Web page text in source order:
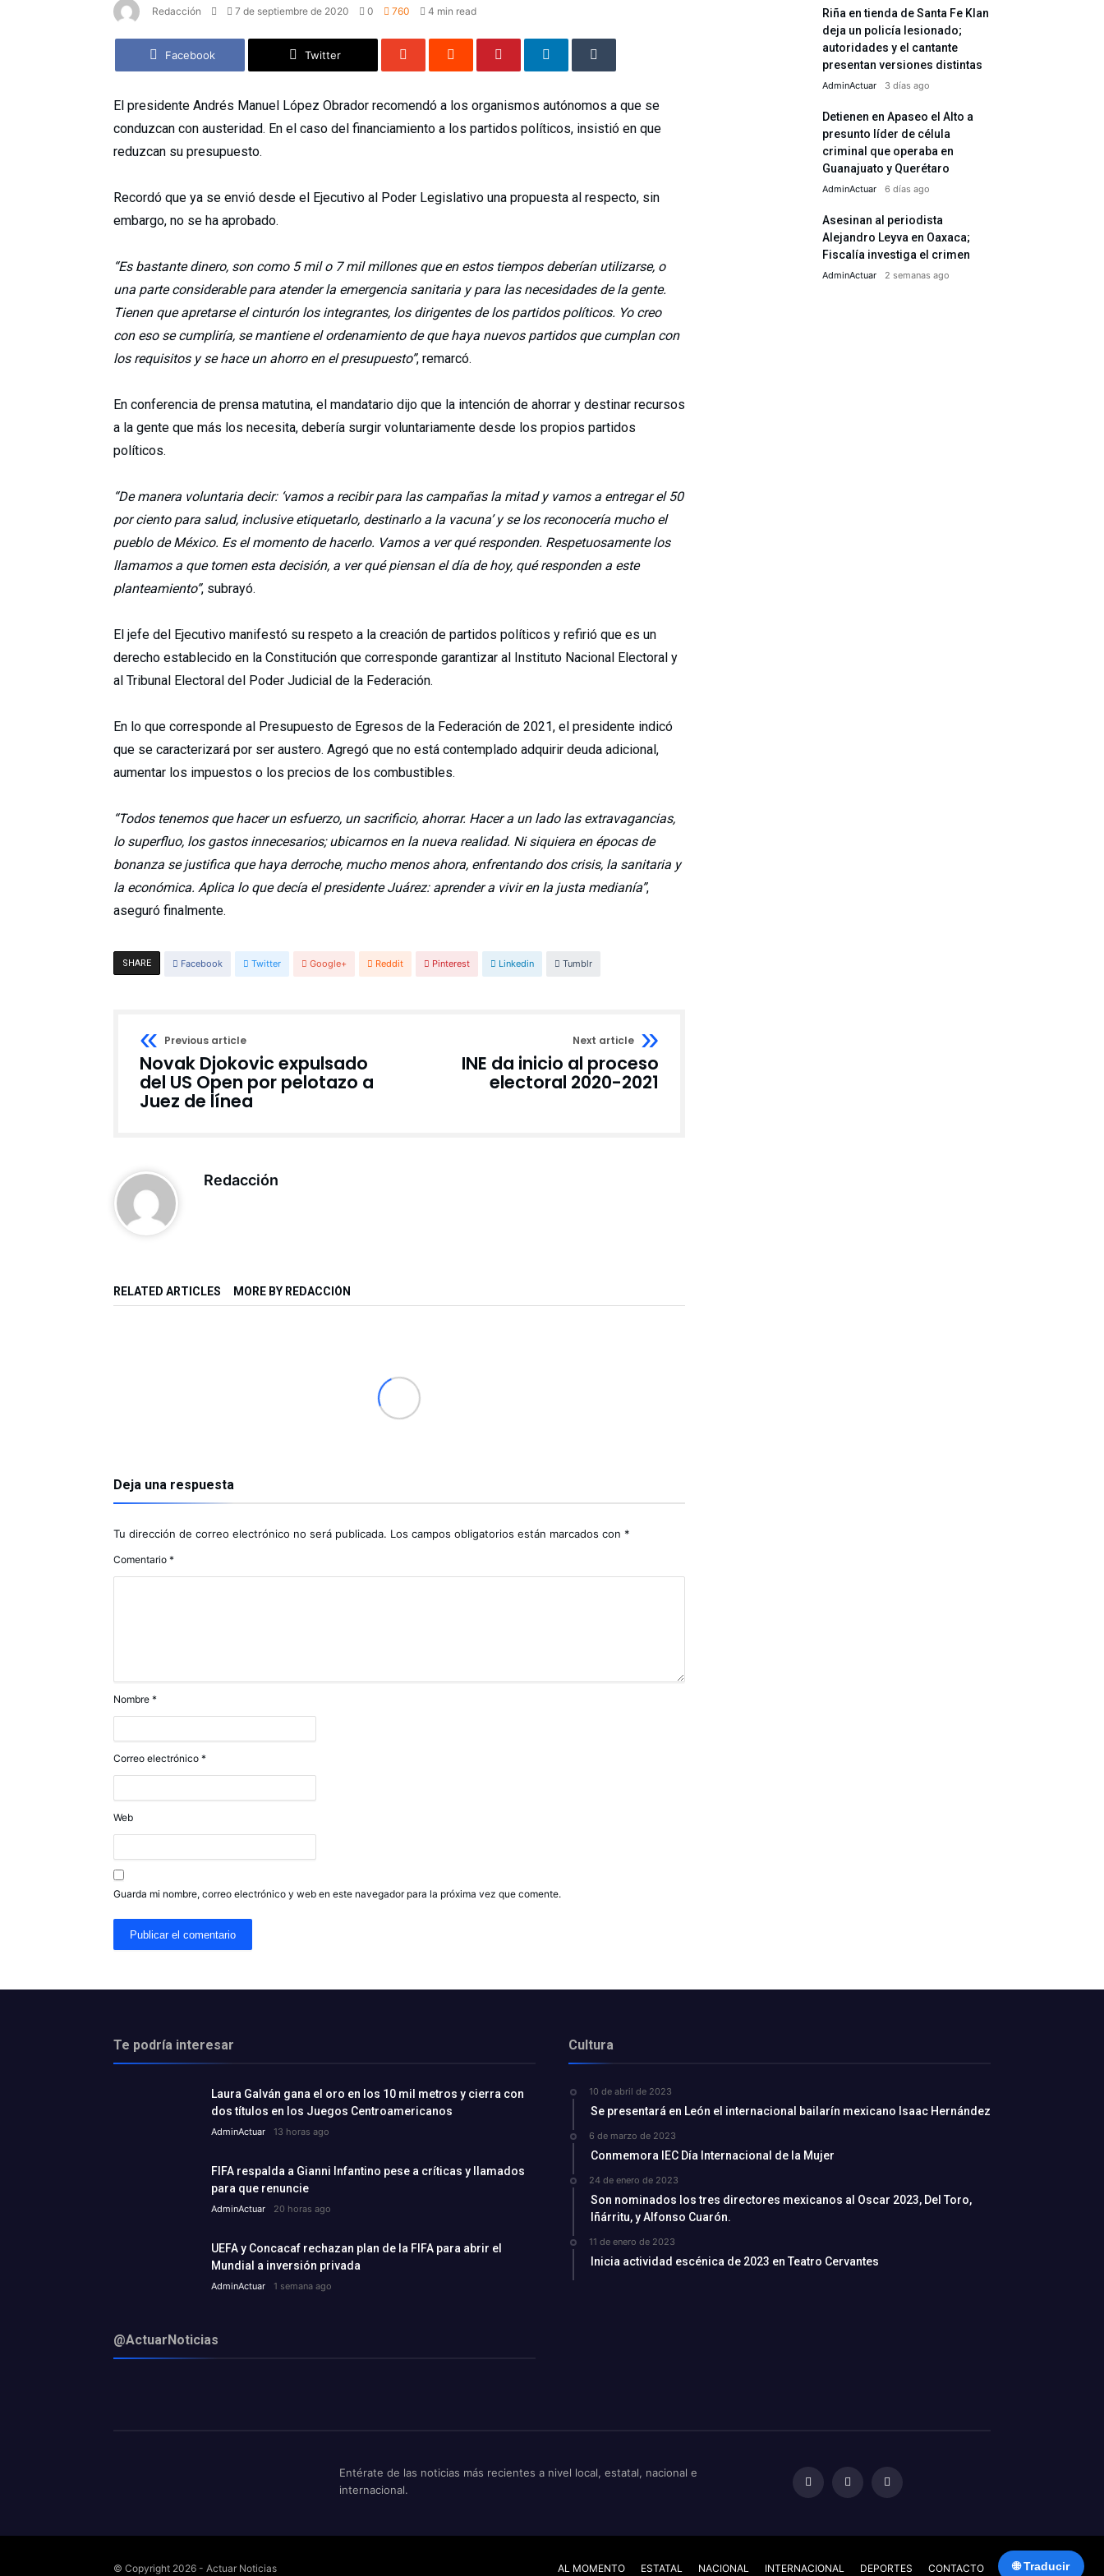
Redacción 7 de septiembre de 2020 0 760 4 min read
Facebook Twitter
El presidente Andrés Manuel López Obrador recomendó a los organismos autónomos a que se
conduzcan con austeridad. En el caso del financiamiento a los partidos políticos, insistió en que
reduzcan su presupuesto.
Recordó que ya se envió desde el Ejecutivo al Poder Legislativo una propuesta al respecto, sin
embargo, no se ha aprobado.
“Es bastante dinero, son como 5 mil o 7 mil millones que en estos tiempos deberían utilizarse, o
una parte considerable para atender la emergencia sanitaria y para las necesidades de la gente.
Tienen que apretarse el cinturón los integrantes, los dirigentes de los partidos políticos. Yo creo
con eso se cumpliría, se mantiene el ordenamiento de que haya nuevos partidos que cumplan con
los requisitos y se hace un ahorro en el presupuesto”, remarcó.
En conferencia de prensa matutina, el mandatario dijo que la intención de ahorrar y destinar recursos
a la gente que más los necesita, debería surgir voluntariamente desde los propios partidos
políticos.
“De manera voluntaria decir: ‘vamos a recibir para las campañas la mitad y vamos a entregar el 50
por ciento para salud, inclusive etiquetarlo, destinarlo a la vacuna’ y se los reconocería mucho el
pueblo de México. Es el momento de hacerlo. Vamos a ver qué responden. Respetuosamente los
llamamos a que tomen esta decisión, a ver qué piensan el día de hoy, qué responden a este
planteamiento”, subrayó.
El jefe del Ejecutivo manifestó su respeto a la creación de partidos políticos y refirió que es un
derecho establecido en la Constitución que corresponde garantizar al Instituto Nacional Electoral y
al Tribunal Electoral del Poder Judicial de la Federación.
En lo que corresponde al Presupuesto de Egresos de la Federación de 2021, el presidente indicó
que se caracterizará por ser austero. Agregó que no está contemplado adquirir deuda adicional,
aumentar los impuestos o los precios de los combustibles.
“Todos tenemos que hacer un esfuerzo, un sacrificio, ahorrar. Hacer a un lado las extravagancias,
lo superfluo, los gastos innecesarios; ubicarnos en la nueva realidad. Ni siquiera en épocas de
bonanza se justifica que haya derroche, mucho menos ahora, enfrentando dos crisis, la sanitaria y
la económica. Aplica lo que decía el presidente Juárez: aprender a vivir en la justa medianía”,
aseguró finalmente.
SHARE Facebook Twitter Google+ Reddit Pinterest Linkedin Tumblr
Previous article
Novak Djokovic expulsado
del US Open por pelotazo a
Juez de línea
Next article
INE da inicio al proceso
electoral 2020-2021
Redacción
RELATED ARTICLES MORE BY REDACCIÓN
Deja una respuesta
Tu dirección de correo electrónico no será publicada. Los campos obligatorios están marcados con *
Comentario *
Nombre *
Correo electrónico *
Web
Guarda mi nombre, correo electrónico y web en este navegador para la próxima vez que comente.
Riña en tienda de Santa Fe Klan
deja un policía lesionado;
autoridades y el cantante
presentan versiones distintas
AdminActuar 3 días ago
Detienen en Apaseo el Alto a
presunto líder de célula
criminal que operaba en
Guanajuato y Querétaro
AdminActuar 6 días ago
Asesinan al periodista
Alejandro Leyva en Oaxaca;
Fiscalía investiga el crimen
AdminActuar 2 semanas ago
Te podría interesar
Laura Galván gana el oro en los 10 mil metros y cierra con
dos títulos en los Juegos Centroamericanos
AdminActuar 13 horas ago
FIFA respalda a Gianni Infantino pese a críticas y llamados
para que renuncie
AdminActuar 20 horas ago
UEFA y Concacaf rechazan plan de la FIFA para abrir el
Mundial a inversión privada
AdminActuar 1 semana ago
@ActuarNoticias
Cultura
10 de abril de 2023
Se presentará en León el internacional bailarín mexicano Isaac Hernández
6 de marzo de 2023
Conmemora IEC Día Internacional de la Mujer
24 de enero de 2023
Son nominados los tres directores mexicanos al Oscar 2023, Del Toro,
Iñárritu, y Alfonso Cuarón.
11 de enero de 2023
Inicia actividad escénica de 2023 en Teatro Cervantes
Entérate de las noticias más recientes a nivel local, estatal, nacional e
internacional.
© Copyright 2026 - Actuar Noticias AL MOMENTO ESTATAL NACIONAL INTERNACIONAL DEPORTES CONTACTO 🌐 Traducir